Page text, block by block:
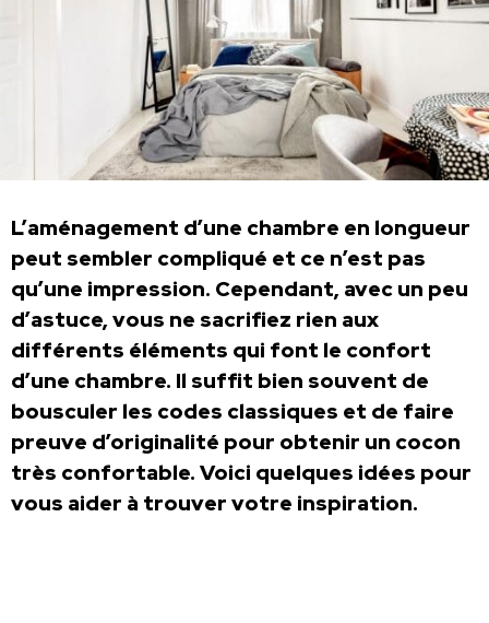
L’aménagement d’une chambre en longueur
peut sembler compliqué et ce n’est pas
qu’une impression. Cependant, avec un peu
d’astuce, vous ne sacrifiez rien aux
différents éléments qui font le confort
d’une chambre. Il suffit bien souvent de
bousculer les codes classiques et de faire
preuve d’originalité pour obtenir un cocon
très confortable. Voici quelques idées pour
vous aider à trouver votre inspiration.